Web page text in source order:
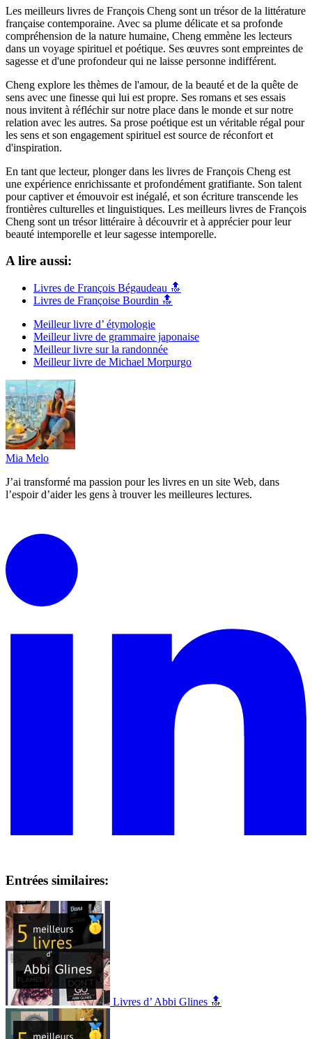
Les meilleurs livres de François Cheng sont un trésor de la littérature
française contemporaine. Avec sa plume délicate et sa profonde
compréhension de la nature humaine, Cheng emmène les lecteurs
dans un voyage spirituel et poétique. Ses œuvres sont empreintes de
sagesse et d'une profondeur qui ne laisse personne indifférent.
Cheng explore les thèmes de l'amour, de la beauté et de la quête de
sens avec une finesse qui lui est propre. Ses romans et ses essais
nous invitent à réfléchir sur notre place dans le monde et sur notre
relation avec les autres. Sa prose poétique est un véritable régal pour
les sens et son engagement spirituel est source de réconfort et
d'inspiration.
En tant que lecteur, plonger dans les livres de François Cheng est
une expérience enrichissante et profondément gratifiante. Son talent
pour captiver et émouvoir est inégalé, et son écriture transcende les
frontières culturelles et linguistiques. Les meilleurs livres de François
Cheng sont un trésor littéraire à découvrir et à apprécier pour leur
beauté intemporelle et leur sagesse intemporelle.
A lire aussi:
Livres de François Bégaudeau 🔝
Livres de Françoise Bourdin 🔝
Meilleur livre d’ étymologie
Meilleur livre de grammaire japonaise
Meilleur livre sur la randonnée
Meilleur livre de Michael Morpurgo
Mia Melo
J’ai transformé ma passion pour les livres en un site Web, dans
l’espoir d’aider les gens à trouver les meilleures lectures.
Entrées similaires:
Livres d’ Abbi Glines 🔝